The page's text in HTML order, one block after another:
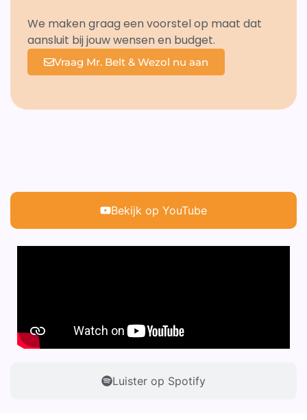
We maken graag een voorstel op maat dat
aansluit bij jouw wensen en budget.
Vraag Mr. Belt & Wezol nu aan
Bekijk op YouTube
Luister op Spotify